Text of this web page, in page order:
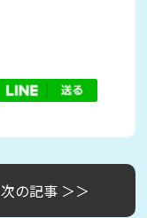
次の記事 ＞＞